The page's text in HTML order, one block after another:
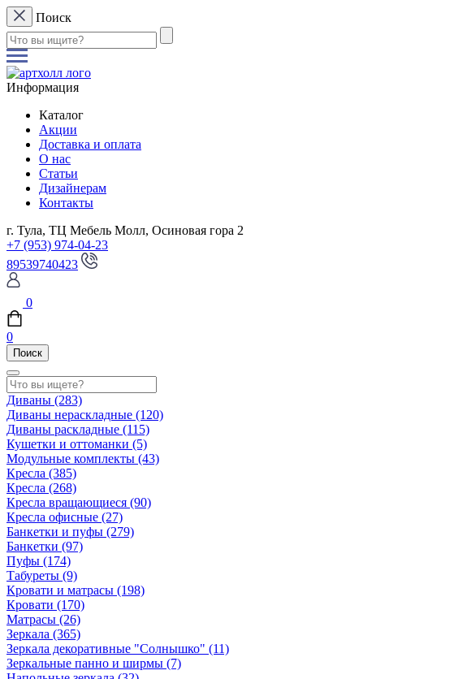
Поиск
Информация
Каталог
Акции
Доставка и оплата
О нас
Статьи
Дизайнерам
Контакты
г. Тула, ТЦ Мебель Молл, Осиновая гора 2
+7 (953) 974-04-23
89539740423
0
0
Поиск
Диваны (283)
Диваны нераскладные (120)
Диваны раскладные (115)
Кушетки и оттоманки (5)
Модульные комплекты (43)
Кресла (385)
Кресла (268)
Кресла вращающиеся (90)
Кресла офисные (27)
Банкетки и пуфы (279)
Банкетки (97)
Пуфы (174)
Табуреты (9)
Кровати и матрасы (198)
Кровати (170)
Матрасы (26)
Зеркала (365)
Зеркала декоративные "Солнышко" (11)
Зеркальные панно и ширмы (7)